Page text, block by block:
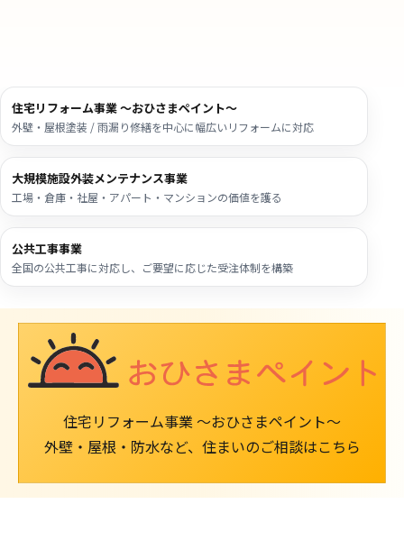
住宅リフォーム事業 ～おひさまペイント～
外壁・屋根塗装 / 雨漏り修繕を中心に幅広いリフォームに対応
大規模施設外装メンテナンス事業
工場・倉庫・社屋・アパート・マンションの価値を護る
公共工事事業
全国の公共工事に対応し、ご要望に応じた受注体制を構築
住宅リフォーム事業 ～おひさまペイント～
外壁・屋根・防水など、住まいのご相談はこちら